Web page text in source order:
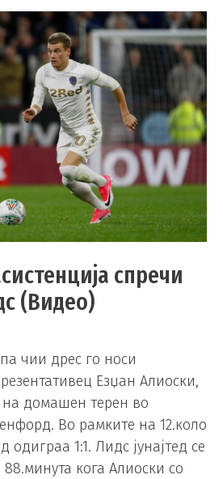
спречи
(Видео)
чии дрес го носи
Езџан Алиоски,
на домашен терен во
Во рамките на 12.коло
1:1. Лидс јунајтед се
кога Алиоски со